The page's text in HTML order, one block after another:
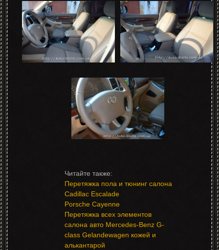
Перетяжка пола и тюнинг салона
Cadillac Escalade
Porsche Cayenne
Перетяжка всех элементов
салона авто Mercedes-Benz G-
class Gelandewagen кожей и
алькантарой